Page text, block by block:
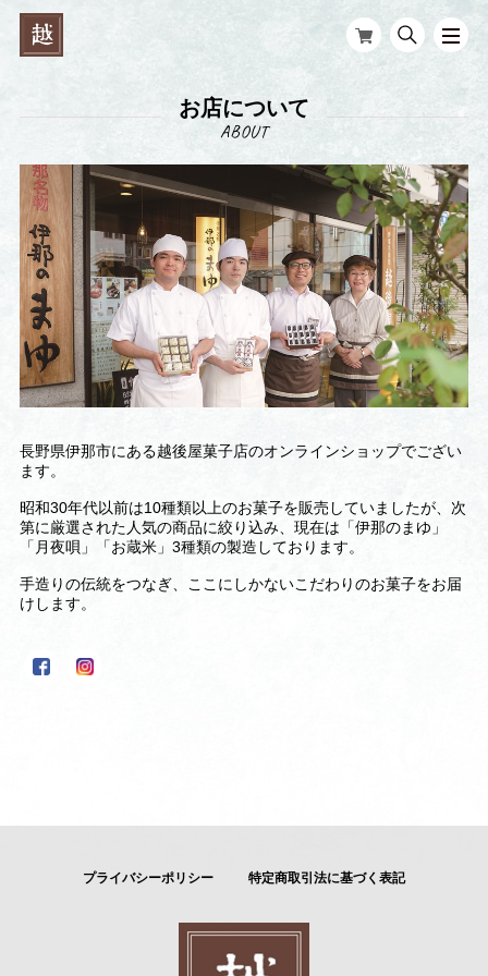
お店について
長野県伊那市にある越後屋菓子店のオンラインショップでござい
ます。
昭和30年代以前は10種類以上のお菓子を販売していましたが、次
第に厳選された人気の商品に絞り込み、現在は「伊那のまゆ」
「月夜唄」「お蔵米」3種類の製造しております。
手造りの伝統をつなぎ、ここにしかないこだわりのお菓子をお届
けします。
プライバシーポリシー 特定商取引法に基づく表記